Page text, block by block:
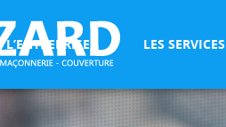
L’ENTREPRISE LES SERVICES